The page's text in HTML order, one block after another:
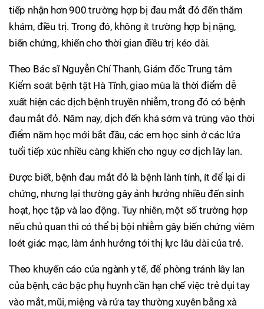
tiếp nhận hơn 900 trường hợp bị đau mắt đỏ đến thăm
khám, điều trị. Trong đó, không ít trường hợp bị nặng,
biến chứng, khiến cho thời gian điều trị kéo dài.
Theo Bác sĩ Nguyễn Chí Thanh, Giám đốc Trung tâm
Kiểm soát bệnh tật Hà Tĩnh, giao mùa là thời điểm dễ
xuất hiện các dịch bệnh truyền nhiễm, trong đó có bệnh
đau mắt đỏ. Năm nay, dịch đến khá sớm và trùng vào thời
điểm năm học mới bắt đầu, các em học sinh ở các lứa
tuổi tiếp xúc nhiều càng khiến cho nguy cơ dịch lây lan.
Được biết, bệnh đau mắt đỏ là bệnh lành tính, ít để lại di
chứng, nhưng lại thường gây ảnh hưởng nhiều đến sinh
hoạt, học tập và lao động. Tuy nhiên, một số trường hợp
nếu chủ quan thì có thể bị bội nhiễm gây biến chứng viêm
loét giác mạc, làm ảnh hưởng tới thị lực lâu dài của trẻ.
Theo khuyến cáo của ngành y tế, để phòng tránh lây lan
của bệnh, các bậc phụ huynh cần hạn chế việc trẻ dụi tay
vào mắt, mũi, miệng và rửa tay thường xuyên bằng xà